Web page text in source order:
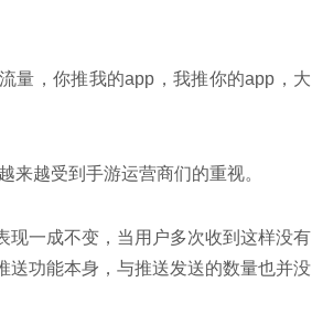
量，你推我的app，我推你的app，大
来越受到手游运营商们的重视。
现一成不变，当用户多次收到这样没有
送功能本身，与推送发送的数量也并没